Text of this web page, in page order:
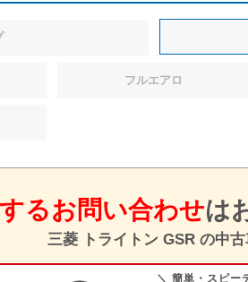
フルエアロ
るお問い合わせは
三菱 トライトン GSR の中
＼ 簡単・スピー